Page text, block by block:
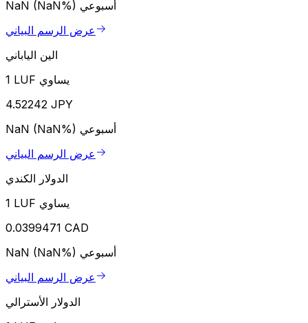
NaN (NaN%) أسبوعي
عرض الرسم البياني
الين الياباني
1 LUF يساوي
4.52242 JPY
NaN (NaN%) أسبوعي
عرض الرسم البياني
الدولار الكندي
1 LUF يساوي
0.0399471 CAD
NaN (NaN%) أسبوعي
عرض الرسم البياني
الدولار الأسترالي